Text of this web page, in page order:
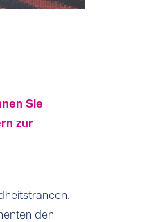
Sie
zur
den